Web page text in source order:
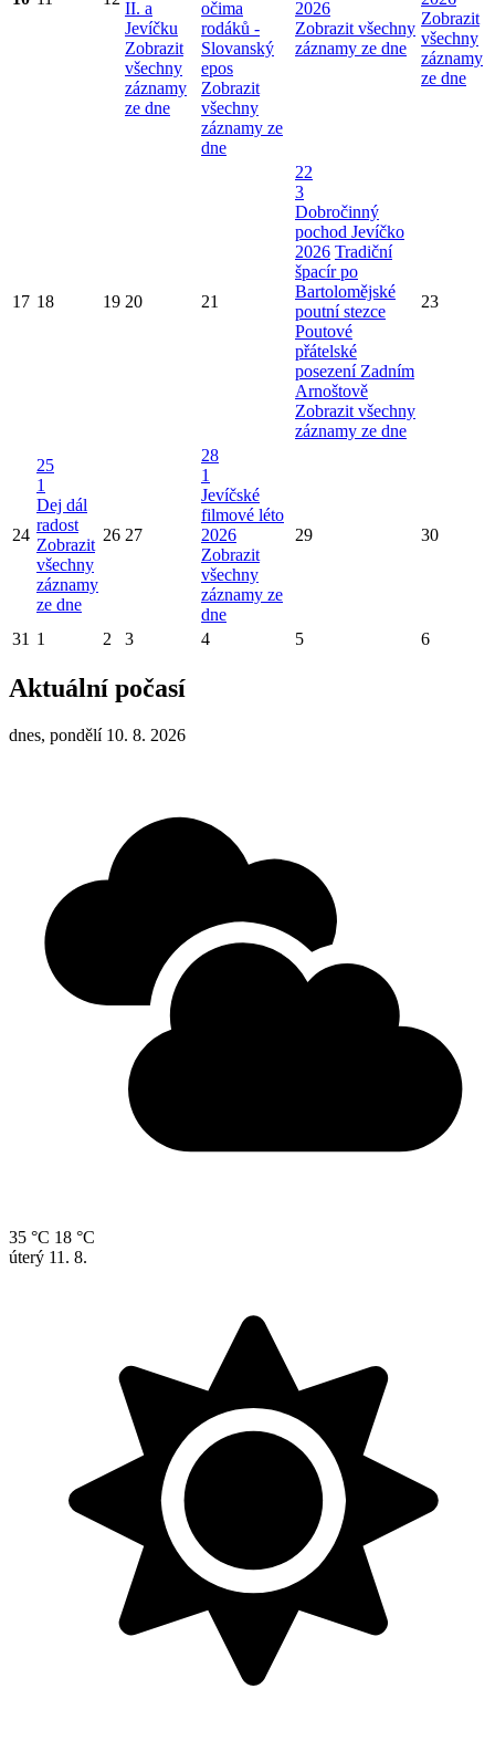
II. a
Jevíčku
Zobrazit
všechny
záznamy
ze dne
očima
rodáků -
Slovanský
epos
Zobrazit
všechny
záznamy ze
dne
2026
Zobrazit všechny
záznamy ze dne
Zobrazit
všechny
záznamy
ze dne
17 18 19 20 21
22
3
Dobročinný
pochod Jevíčko
2026 Tradiční
špacír po
Bartolomějské
poutní stezce
Poutové
přátelské
posezení Zadním
Arnoštově
Zobrazit všechny
záznamy ze dne
23
24
25
1
Dej dál
radost
Zobrazit
všechny
záznamy
ze dne
26 27
28
1
Jevíčské
filmové léto
2026
Zobrazit
všechny
záznamy ze
dne
29 30
31 1 2 3 4 5 6
Aktuální počasí
dnes, pondělí 10. 8. 2026
35 °C 18 °C
úterý 11. 8.